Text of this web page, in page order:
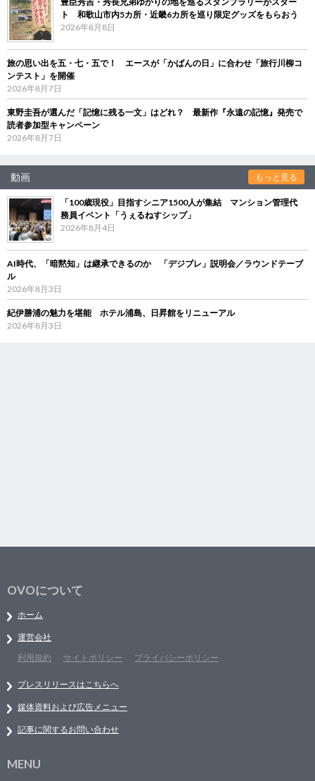
ト 和歌山市内5カ所・近畿6カ所を巡り限定グッズをもらおう
2026年8月8日
旅の思い出を五・七・五で！ エースが「かばんの日」に合わせ「旅行川柳コ
ンテスト」を開催
2026年8月7日
東野圭吾が選んだ「記憶に残る一文」はどれ？ 最新作『永遠の記憶』発売で
読者参加型キャンペーン
2026年8月7日
動画 もっと見る
「100歳現役」目指すシニア1500人が集結 マンション管理代
務員イベント「うぇるねすシップ」
2026年8月4日
AI時代、「暗黙知」は継承できるのか 「デジブレ」説明会／ラウンドテーブ
ル
2026年8月3日
紀伊勝浦の魅力を堪能 ホテル浦島、日昇館をリニューアル
2026年8月3日
OVOについて
ホーム
運営会社
利用規約
サイトポリシー プライバシーポリシー
プレスリリースはこちらへ
媒体資料および広告メニュー
記事に関するお問い合わせ
MENU